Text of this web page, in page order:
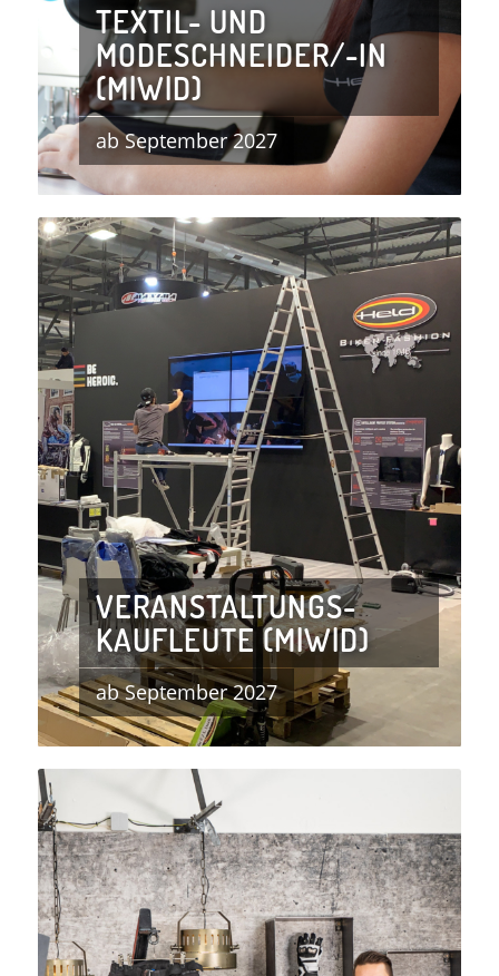
TEXTIL- UND
MODESCHNEIDER/-IN
(M|W|D)
ab September 2027
VERANSTALTUNGS-
KAUFLEUTE (M|W|D)
ab September 2027